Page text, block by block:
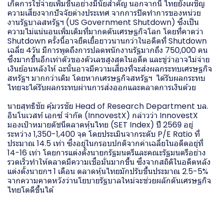
เกิดการใช้จ่ายเพิ่มขึ้นอย่างมีนัยสำคัญ นอกจากนี้ ไทยยังเผชิญ
ความเสี่ยงจากปัจจัยต่างประเทศ จากการปิดทำการของหน่วย
งานรัฐบาลสหรัฐฯ (US Government Shutdown) ซึ่งเป็น
ความไม่แน่นอนเพิ่มเติมที่มากดดันเศรษฐกิจโลก โดยที่คาดว่า
Shutdown ครั้งนี้อาจยืดเยื้อยาวนานกว่าในอดีตที่ Shutdown
เฉลี่ย 4วัน มีการพูดถึงการปลดพนักงานรัฐมากถึง 750,000 คน
ซึ่งมากขึ้นอีกเท่าตัวของตัวเลขสูงสุดในอดีต และขู่ว่าอาจไม่จ่าย
เงินย้อนหลังให้ ฉะนั้นอาจมีความเสี่ยงที่จะส่งผลกระทบเศรษฐกิจ
สหรัฐฯ มากกว่าเดิม โดยหากเศรษฐกิจสหรัฐฯ ได้รับผลกระทบ
ไทยจะได้รับผลกระทบผ่านการส่งออกและตลาดการเงินด้วย
นายสุทธิชัย คุ้มวรชัย Head of Research Department บล.
อินโนเวสท์ เอกซ์ จำกัด (InnovestX) กล่าวว่า InnovestX
มองเป้าหมายดัชนีตลาดหุ้นไทย (SET Index) ปี 2569 อยู่
ระหว่าง 1,350-1,400 จุด โดยประเมินจากระดับ P/E Ratio ที่
ประมาณ 14.5 เท่า ซึ่งอยู่ในกรอบปกติจากค่าเฉลี่ยในอดีตอยู่ที่
14-16 เท่า โดยการแต่งตั้งนายกรัฐมนตรีและคณะรัฐมนตรีอย่าง
รวดเร็วทำให้ตลาดมีความเชื่อมั่นมากขึ้น ซึ่งจากสถิติในอดีตหลัง
แต่งตั้งนายกฯ 1 เดือน ตลาดหุ้นไทยมักปรับขึ้นประมาณ 2.5-5%
จากความคาดหวังว่านโยบายรัฐบาลใหม่จะช่วยผลักดันเศรษฐกิจ
ไทยโตดีขึ้นได้